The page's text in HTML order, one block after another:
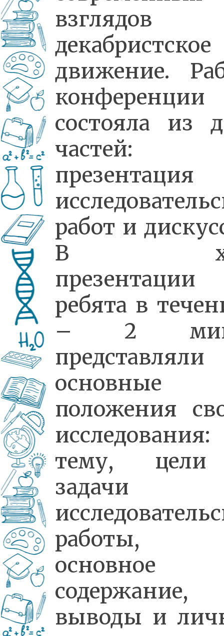
взглядов
декабристское
движение.
конференции
состояла из
частей:
презентация
работ и
В
презентации
ребята в
– 2
представляли
основные
положения
исследования:
тему,
задачи
работы,
основное
содержание,
выводы и